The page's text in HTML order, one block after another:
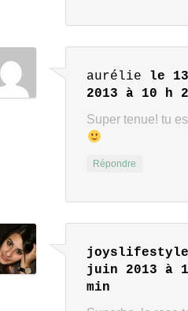
aurélie
le
2013 à 10 h
Super tenue! tu
Répondre
joyslifestyle
juin 2013 à
min